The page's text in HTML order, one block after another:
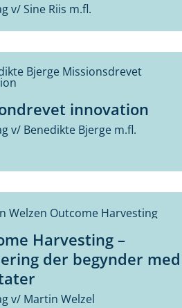
v/ Sine Riis m.fl.
innovation
v/ Benedikte Bjerge m.fl.
Harvesting –
der begynder med
v/ Martin Welzel